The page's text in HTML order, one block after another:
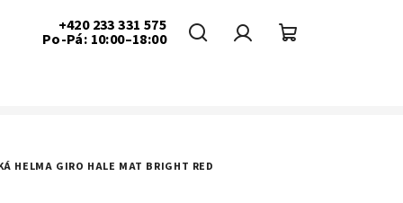
+420 233 331 575
Po-Pá: 10:00–18:00
HELMA GIRO HALE MAT BRIGHT RED